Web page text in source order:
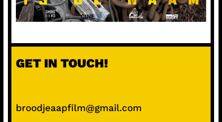
GET IN TOUCH!
broodjeaapfilm@gmail.com